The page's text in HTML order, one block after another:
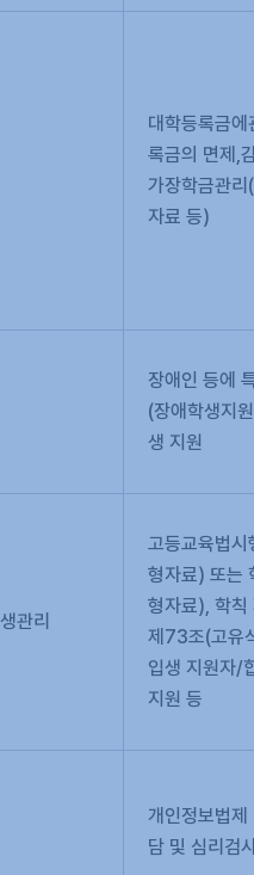
대학등록금
록금의 면제,
가장학금관
자료 등)
장애인 등에
(장애학생지
생 지원
관리
고등교육법
형자료) 또는
형자료), 학
제73조(고유
입생 지원자/
지원 등
개인정보법
담 및 심리검